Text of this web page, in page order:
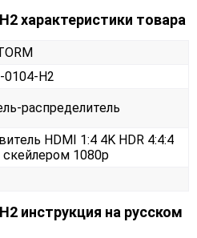
характеристики товара
0104-H2
распределитель
HDMI 1:4 4K HDR 4:4:4
скейлером 1080p
инструкция на русском